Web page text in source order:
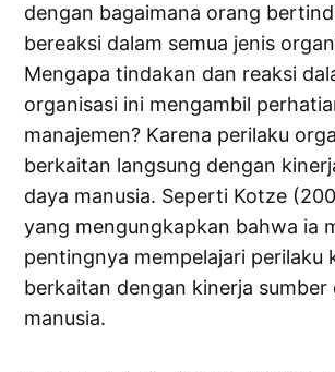
dengan bagaimana orang
bereaksi dalam semua jenis
Mengapa tindakan dan reaksi
organisasi ini mengambil
manajemen? Karena perilaku
berkaitan langsung dengan
daya manusia. Seperti Kotze
yang mengungkapkan bahwa ia
pentingnya mempelajari perilaku
berkaitan dengan kinerja sumber
manusia.